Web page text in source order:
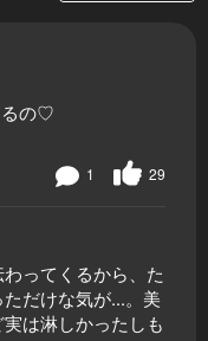
るの♡
29
1
ってくるから、た
だけな気が...。美
は淋しかったしも